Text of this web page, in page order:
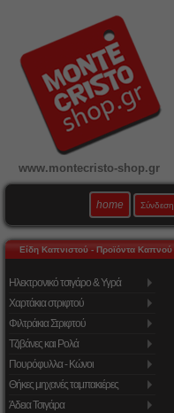
www.montecristo-shop.gr
home Σύνδεση
Είδη Καπνιστού - Προϊόντα Καπνού
Ηλεκτρονικό τσιγάρο & Υγρά
Χαρτάκια στριφτού
Φιλτράκια Στριφτού
Τζιβάνες και Ρολά
Πουρόφυλλα - Κώνοι
Θήκες μηχανές ταμπακιέρες
Άδεια Τσιγάρα